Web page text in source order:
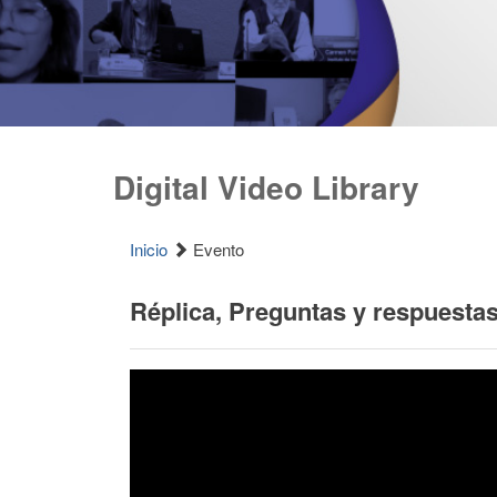
Digital Video Library
Inicio Evento
Réplica, Preguntas y